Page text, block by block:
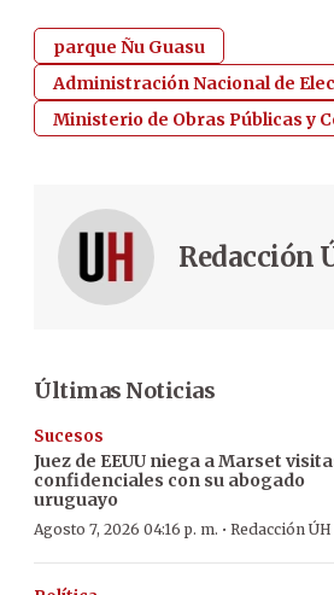
parque Ñu Guasu
Administración Nacional de
Ministerio de Obras Públicas y
Redacción
Últimas Noticias
Sucesos
Juez de EEUU niega a Marset
confidenciales con su abogado
uruguayo
Agosto 7, 2026 04:16 p. m. · Redacción ÚH